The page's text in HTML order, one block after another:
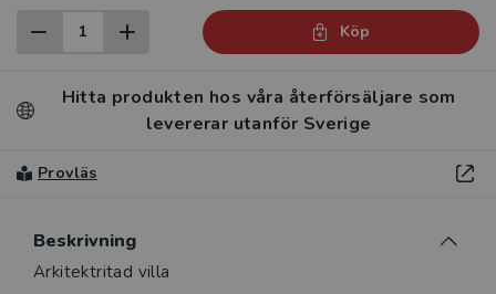
Köp
Hitta produkten hos våra återförsäljare som
levererar utanför Sverige
Provläs
Beskrivning
Beskrivning
Arkitektritad villa